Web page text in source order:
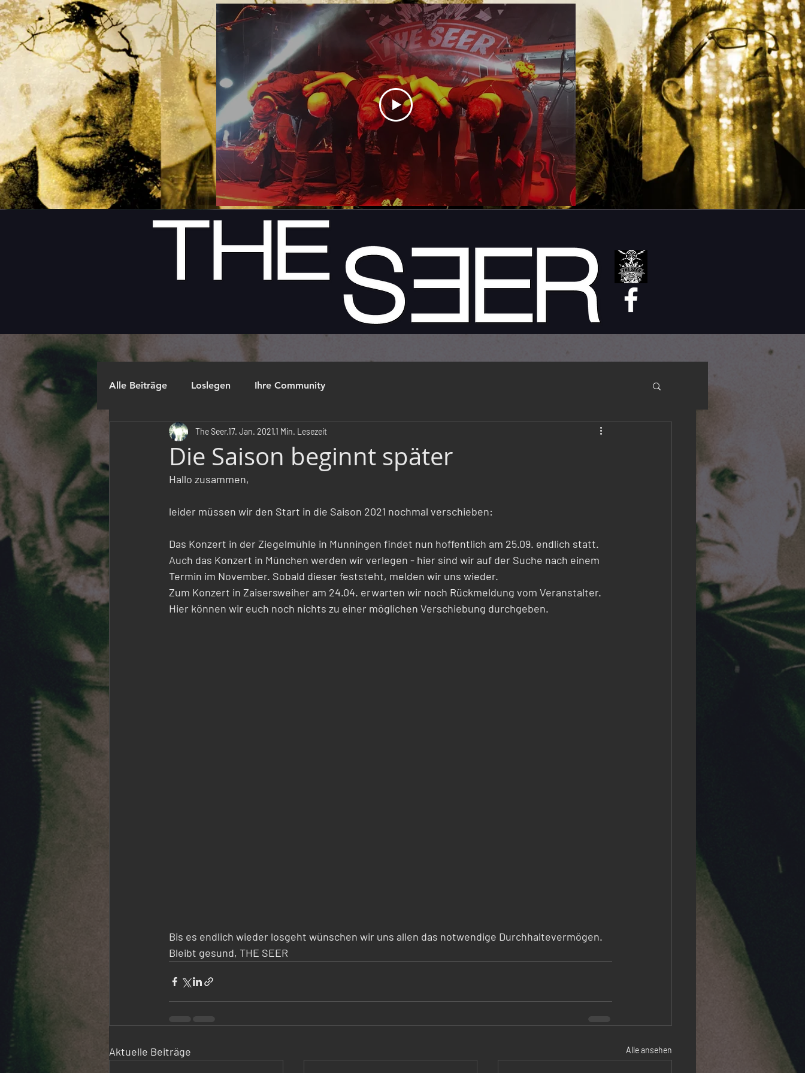
Alle Beiträge Loslegen Ihre Community
Die Saison beginnt später
The Seer17. Jan. 20211 Min. Lesezeit
Hallo zusammen,
leider müssen wir den Start in die Saison 2021 nochmal verschieben:
Das Konzert in der Ziegelmühle in Munningen findet nun hoffentlich am 25.09. endlich statt.
Auch das Konzert in München werden wir verlegen - hier sind wir auf der Suche nach einem
Termin im November. Sobald dieser feststeht, melden wir uns wieder.
Zum Konzert in Zaisersweiher am 24.04. erwarten wir noch Rückmeldung vom Veranstalter.
Hier können wir euch noch nichts zu einer möglichen Verschiebung durchgeben.
Bis es endlich wieder losgeht wünschen wir uns allen das notwendige Durchhaltevermögen.
Bleibt gesund, THE SEER
Aktuelle Beiträge Alle ansehen